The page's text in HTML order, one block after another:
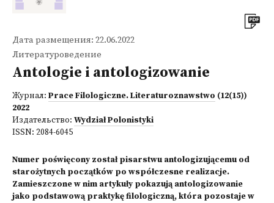
Дата размещения: 22.06.2022
Литературоведение
Antologie i antologizowanie
Журнал: Prace Filologiczne. Literaturoznawstwo (12(15))
2022
Издательство: Wydział Polonistyki
ISSN: 2084-6045
Numer poświęcony został pisarstwu antologizującemu od
starożytnych początków po współczesne realizacje.
Zamieszczone w nim artykuły pokazują antologizowanie
jako podstawową praktykę filologiczną, która pozostaje w